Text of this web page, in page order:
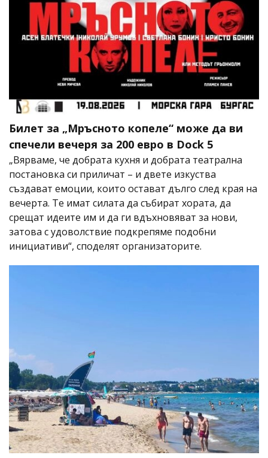
Билет за „Мръсното копеле“ може да ви
спечели вечеря за 200 евро в Dock 5
„Вярваме, че добрата кухня и добрата театрална
постановка си приличат – и двете изкуства
създават емоции, които остават дълго след края на
вечерта. Те имат силата да събират хората, да
срещат идеите им и да ги вдъхновяват за нови,
затова с удоволствие подкрепяме подобни
инициативи“, споделят организаторите.